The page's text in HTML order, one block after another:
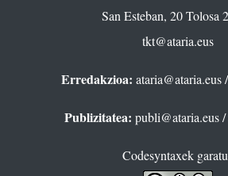
San Esteban, 20 Tolosa
tkt@ataria.eus
Erredakzioa: ataria@ataria.eus
Publizitatea: publi@ataria.eus/
Codesyntaxek